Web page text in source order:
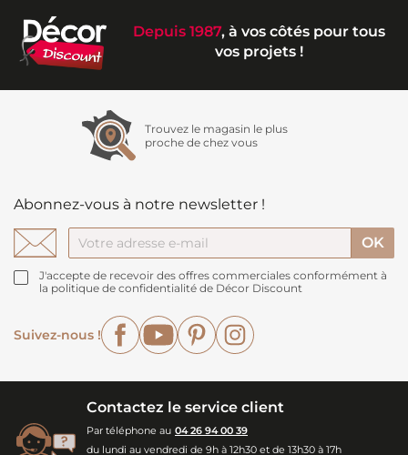
Depuis 1987, à vos côtés pour tous
vos projets !
Trouvez le magasin le plus
proche de chez vous
Abonnez-vous à notre newsletter !
J'accepte de recevoir des offres commerciales conformément à
la politique de confidentialité de Décor Discount
Suivez-nous !
FacebookYouTubePinterest
Contactez le service client
Par téléphone au 04 26 94 00 39
du lundi au vendredi de 9h à 12h30 et de 13h30 à 17h